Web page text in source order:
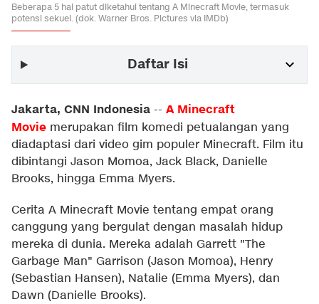
Beberapa 5 hal patut diketahui tentang A Minecraft Movie, termasuk
potensi sekuel. (dok. Warner Bros. Pictures via IMDb)
Daftar Isi
Jakarta, CNN Indonesia -- A Minecraft
Movie merupakan film komedi petualangan yang
diadaptasi dari video gim populer Minecraft. Film itu
dibintangi Jason Momoa, Jack Black, Danielle
Brooks, hingga Emma Myers.
Cerita A Minecraft Movie tentang empat orang
canggung yang bergulat dengan masalah hidup
mereka di dunia. Mereka adalah Garrett "The
Garbage Man" Garrison (Jason Momoa), Henry
(Sebastian Hansen), Natalie (Emma Myers), dan
Dawn (Danielle Brooks).